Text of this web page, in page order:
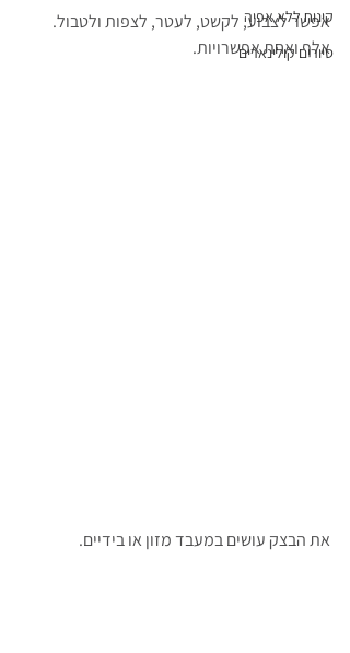
קינוח ללא אפיה
סיורים קולינארים
אפשר לצבוע, לקשט, לעטר, לצפות ולטבול.
אלף ואחת אפשרויות.
את הבצק עושים במעבד מזון או בידיים.